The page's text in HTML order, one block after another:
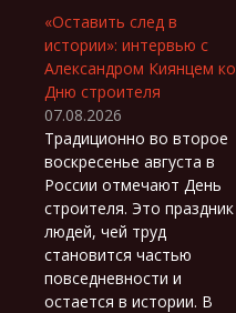
«Оставить след в
истории»: интервью с
Александром Киянцем ко
Дню строителя
07.08.2026
Традиционно во второе
воскресенье августа в
России отмечают День
строителя. Это праздник
людей, чей труд
становится частью
повседневности и
остается в истории. В